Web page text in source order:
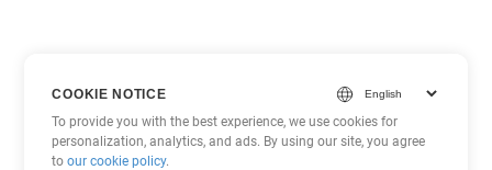
COOKIE NOTICE
To provide you with the best experience, we use cookies for
personalization, analytics, and ads. By using our site, you agree
toour cookie policy.